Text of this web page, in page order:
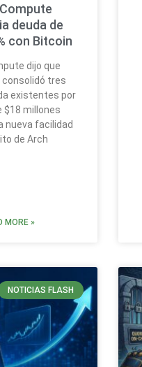
deuda de
con Bitcoin
dijo que
consolidó tres
existentes por
$18 millones
nueva facilidad
de Arch
MORE »
NOTICIAS FLASH